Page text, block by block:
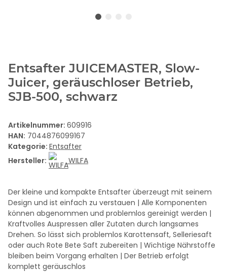
Entsafter JUICEMASTER, Slow-
Juicer, geräuschloser Betrieb,
SJB-500, schwarz
Artikelnummer: 609916
HAN: 7044876099167
Kategorie: Entsafter
Hersteller:
WILFA
Der kleine und kompakte Entsafter überzeugt mit seinem
Design und ist einfach zu verstauen | Alle Komponenten
können abgenommen und problemlos gereinigt werden |
Kraftvolles Auspressen aller Zutaten durch langsames
Drehen. So lässt sich problemlos Karottensaft, Selleriesaft
oder auch Rote Bete Saft zubereiten | Wichtige Nährstoffe
bleiben beim Vorgang erhalten | Der Betrieb erfolgt
komplett geräuschlos